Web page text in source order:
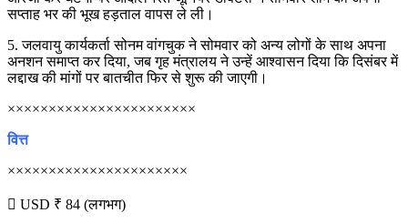
सप्ताह भर की भूख हड़ताल वापस ले ली।
5. जलवायु कार्यकर्ता सोनम वांगचुक ने सोमवार को अन्य लोगों के साथ अपना
अनशन समाप्त कर दिया, जब गृह मंत्रालय ने उन्हें आश्वासन दिया कि दिसंबर में
लद्दाख की मांगों पर बातचीत फिर से शुरू की जाएगी।
×××××××××××××××××××××××
वित्त
××××××××××××××××××××××
 USD ₹ 84 (लगभग)